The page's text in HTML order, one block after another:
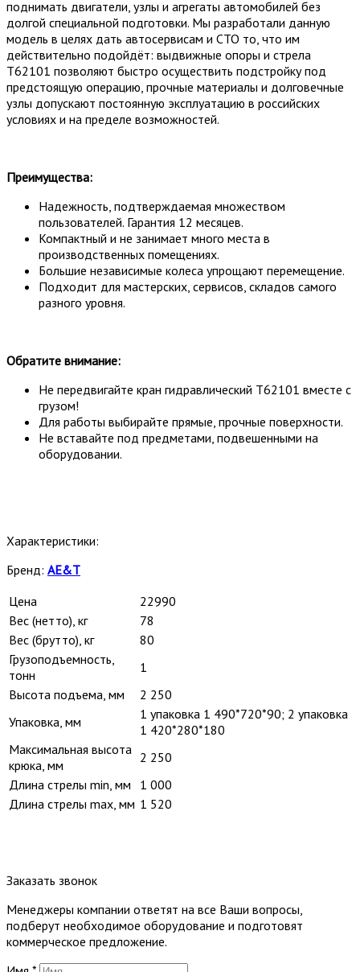
поднимать двигатели, узлы и агрегаты автомобилей без
долгой специальной подготовки. Мы разработали данную
модель в целях дать автосервисам и СТО то, что им
действительно подойдёт: выдвижные опоры и стрела
T62101 позволяют быстро осуществить подстройку под
предстоящую операцию, прочные материалы и долговечные
узлы допускают постоянную эксплуатацию в российских
условиях и на пределе возможностей.
Преимущества:
Надежность, подтверждаемая множеством
пользователей. Гарантия 12 месяцев.
Компактный и не занимает много места в
производственных помещениях.
Большие независимые колеса упрощают перемещение.
Подходит для мастерских, сервисов, складов самого
разного уровня.
Обратите внимание:
Не передвигайте кран гидравлический T62101 вместе с
грузом!
Для работы выбирайте прямые, прочные поверхности.
Не вставайте под предметами, подвешенными на
оборудовании.
Характеристики:
Бренд: AE&T
Цена
22990
Вес (нетто), кг
78
Вес (брутто), кг
80
Грузоподъемность,
тонн
1
Высота подъема, мм
2 250
Упаковка, мм
1 упаковка 1 490*720*90; 2 упаковка
1 420*280*180
Максимальная высота
крюка, мм
2 250
Длина стрелы min, мм
1 000
Длина стрелы max, мм 1 520
Заказать звонок
Менеджеры компании ответят на все Ваши вопросы,
подберут необходимое оборудование и подготовят
коммерческое предложение.